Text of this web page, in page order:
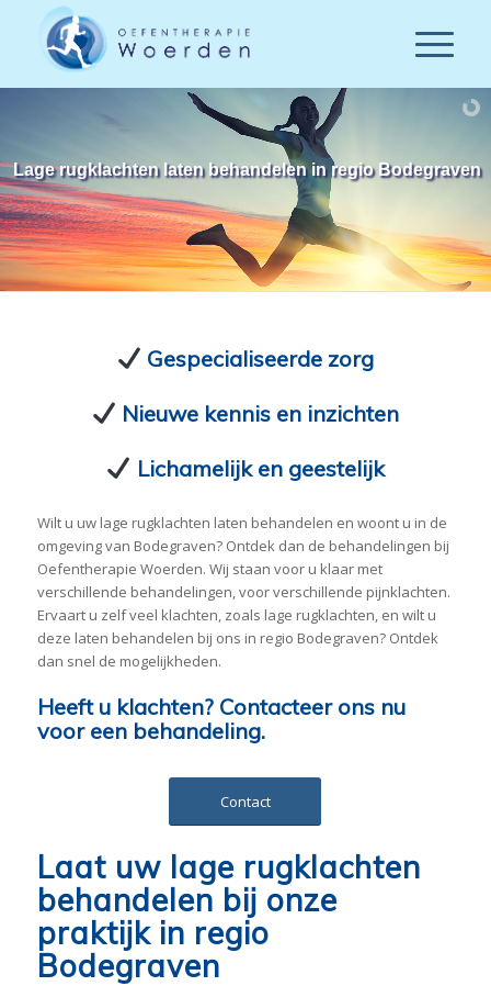
Lage rugklachten laten behandelen in regio Bodegraven
Gespecialiseerde zorg
Nieuwe kennis en inzichten
Lichamelijk en geestelijk
Wilt u uw lage rugklachten laten behandelen en woont u in de
omgeving van Bodegraven? Ontdek dan de behandelingen bij
Oefentherapie Woerden. Wij staan voor u klaar met
verschillende behandelingen, voor verschillende pijnklachten.
Ervaart u zelf veel klachten, zoals lage rugklachten, en wilt u
deze laten behandelen bij ons in regio Bodegraven? Ontdek
dan snel de mogelijkheden.
Heeft u klachten? Contacteer ons nu
voor een behandeling.
Contact
Laat uw lage rugklachten
behandelen bij onze
praktijk in regio
Bodegraven